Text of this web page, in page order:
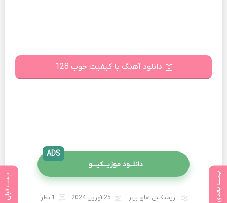
پست بعدی پست قبلی
دانلود آهنگ با کیفیت خوب 128
دانلــود موزیــکیـــو
ADS
ریمیکس های برتر 25 آوریل 2024 1 نظر